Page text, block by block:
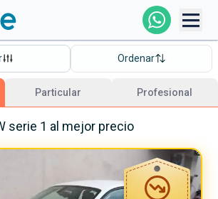
Ordenar
Particular Profesional
serie 1 al mejor precio